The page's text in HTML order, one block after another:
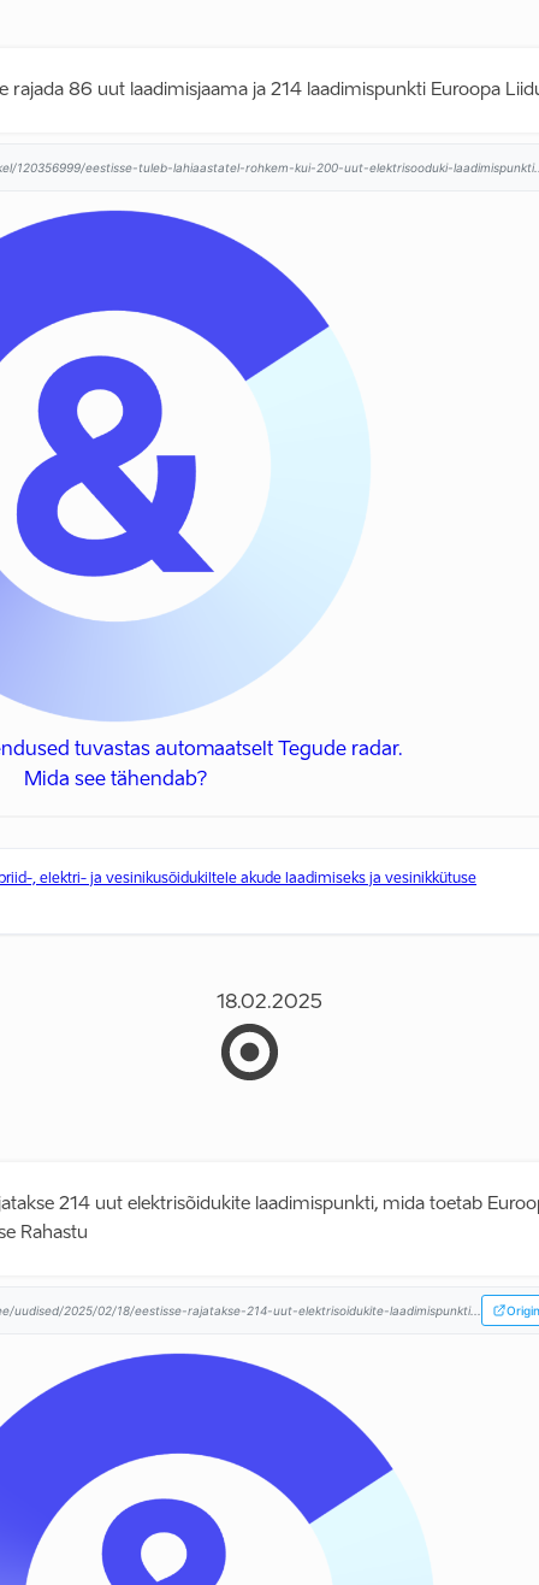
rajada 86 uut laadimisjaama ja 214 laadimispunkti Euroopa
120356999/eestisse-tuleb-lahiaastatel-rohkem-kui-200-uut-elektrisooduki-
tuvastas automaatselt Tegude radar.
Mida see tähendab?
, elektri- ja vesinikusõidukiltele akude laadimiseks ja vesinikkütuse
18.02.2025
214 uut elektrisõidukite laadimispunkti, mida toetab
Rahastu
uudised/2025/02/18/eestisse-rajatakse-214-uut-elektrisoidukite-laadimispunkti...